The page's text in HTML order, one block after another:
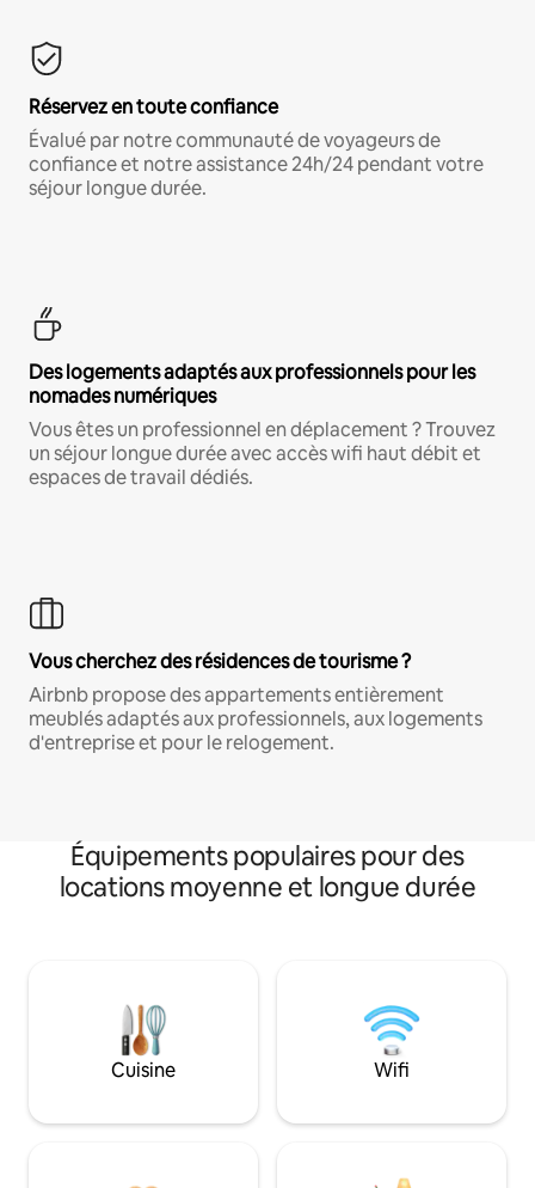
Réservez en toute confiance
Évalué par notre communauté de voyageurs de
confiance et notre assistance 24h/24 pendant votre
séjour longue durée.
Des logements adaptés aux professionnels pour les
nomades numériques
Vous êtes un professionnel en déplacement ? Trouvez
un séjour longue durée avec accès wifi haut débit et
espaces de travail dédiés.
Vous cherchez des résidences de tourisme ?
Airbnb propose des appartements entièrement
meublés adaptés aux professionnels, aux logements
d'entreprise et pour le relogement.
Équipements populaires pour des
locations moyenne et longue durée
Cuisine Wifi